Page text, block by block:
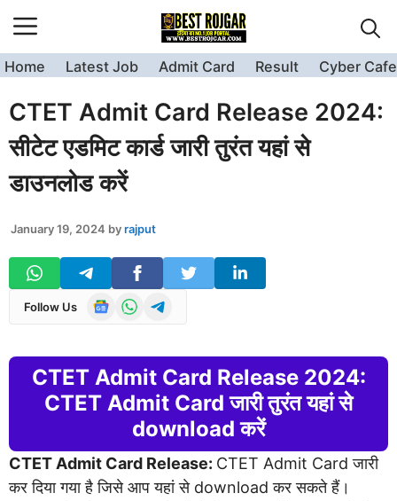
to
content
Home Latest Job Admit Card Result Cyber Cafe
CTET Admit Card Release 2024:
सीटेट एडमिट कार्ड जारी तुरंत यहां से
डाउनलोड करें
January 19, 2024 byrajput
Follow Us
CTET Admit Card Release 2024:
CTET Admit Card जारी तुरंत यहां से
download करें
CTET Admit Card Release: CTET Admit Card जारी
कर दिया गया है जिसे आप यहां से download कर सकते हैं।